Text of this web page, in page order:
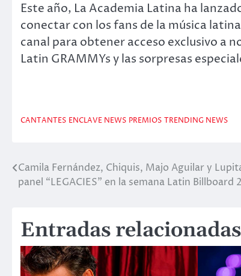
Este año, La Academia Latina ha
conectar con los fans de la música
canal para obtener acceso exclusivo a
Latin GRAMMYs y las sorpresas
CANTANTES ENCLAVE NEWS PREMIOS TRENDING NEWS
Navegación
de
Camila Fernández, Chiquis, Majo Aguilar y
panel “LEGACIES” en la semana Latin Billboard
Entradas relacionadas